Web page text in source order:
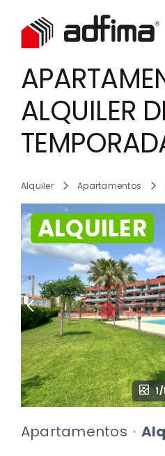
content
Empresa
servicios
Contacto
View
Larger
Image
ALQUILER
Alquiler Apartamentos
ALQUILER
1/
Apartamentos